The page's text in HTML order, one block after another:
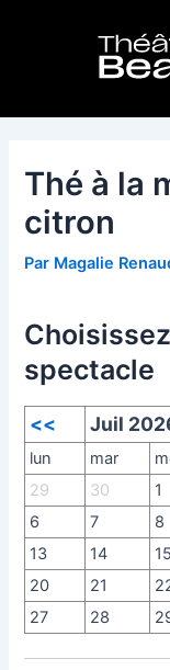
Thé à la
citron
Par Magalie
spectacle
<< Juil
lun mar
29
30 1
6
7 8
13
14 15
20
21
27
28